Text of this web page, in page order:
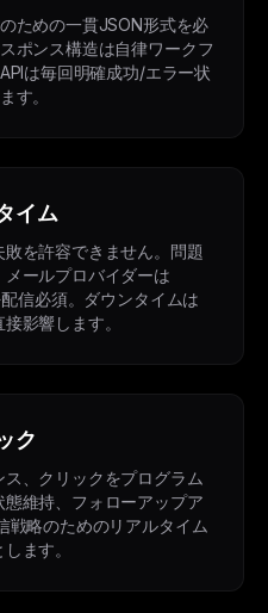
ための一貫JSON形式を必
ポンス構造は自律ワークフ
は毎回明確成功/エラー状
す。
イム
を許容できません。問題
ールプロバイダーは
信必須。ダウンタイムは
影響します。
ク
、クリックをプログラム
維持、フォローアップア
戦略のためのリアルタイム
ます。